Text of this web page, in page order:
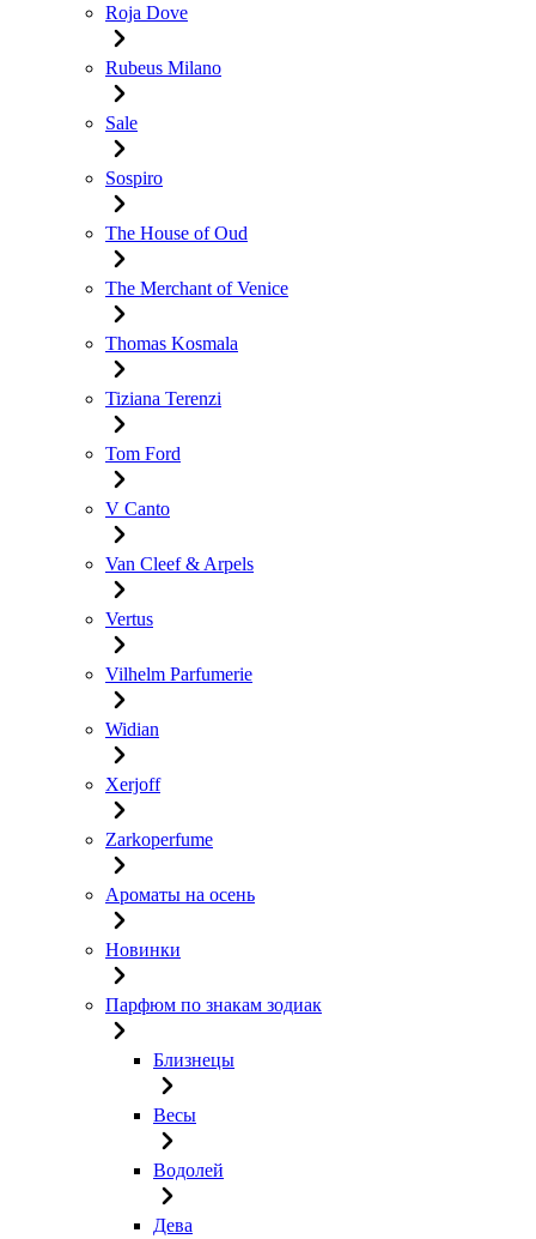
Roja Dove
Rubeus Milano
Sale
Sospiro
The House of Oud
The Merchant of Venice
Thomas Kosmala
Tiziana Terenzi
Tom Ford
V Canto
Van Cleef & Arpels
Vertus
Vilhelm Parfumerie
Widian
Xerjoff
Zarkoperfume
Ароматы на осень
Новинки
Парфюм по знакам зодиак
Близнецы
Весы
Водолей
Дева